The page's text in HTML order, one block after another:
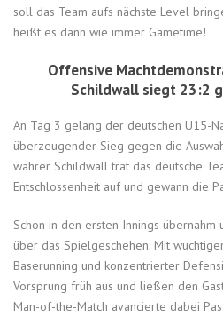
soll das Team aufs nächste Level
heißt es dann wie immer Gametime!
Offensive
Schildwall siegt 23:2
An Tag 3 gelang der deutschen U15-
überzeugender Sieg gegen die
wahrer Schildwall trat das deutsche
Entschlossenheit auf und gewann die
Schon in den ersten Innings
über das Spielgeschehen. Mit
Baserunning und konzentrierter
Vorsprung früh aus und ließen den
Man-of-the-Match avancierte dabei